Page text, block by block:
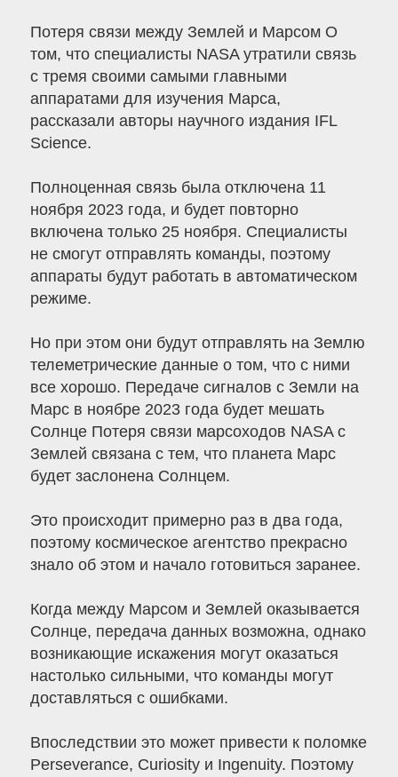
Потеря связи между Землей и Марсом О
том, что специалисты NASA утратили связь
с тремя своими самыми главными
аппаратами для изучения Марса,
рассказали авторы научного издания IFL
Science.
Полноценная связь была отключена 11
ноября 2023 года, и будет повторно
включена только 25 ноября. Специалисты
не смогут отправлять команды, поэтому
аппараты будут работать в автоматическом
режиме.
Но при этом они будут отправлять на Землю
телеметрические данные о том, что с ними
все хорошо. Передаче сигналов с Земли на
Марс в ноябре 2023 года будет мешать
Солнце Потеря связи марсоходов NASA с
Землей связана с тем, что планета Марс
будет заслонена Солнцем.
Это происходит примерно раз в два года,
поэтому космическое агентство прекрасно
знало об этом и начало готовиться заранее.
Когда между Марсом и Землей оказывается
Солнце, передача данных возможна, однако
возникающие искажения могут оказаться
настолько сильными, что команды могут
доставляться с ошибками.
Впоследствии это может привести к поломке
Perseverance, Curiosity и Ingenuity. Поэтому